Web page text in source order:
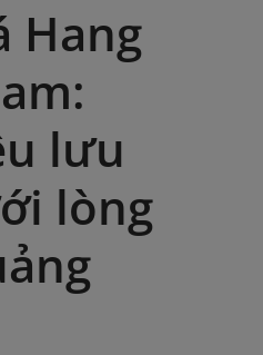
Hang
lưu
lòng